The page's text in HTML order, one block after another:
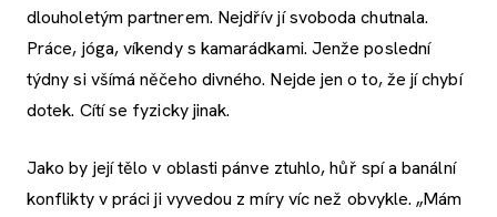
dlouholetým partnerem. Nejdřív jí svoboda chutnala.
Práce, jóga, víkendy s kamarádkami. Jenže poslední
týdny si všímá něčeho divného. Nejde jen o to, že jí chybí
dotek. Cítí se fyzicky jinak.
Jako by její tělo v oblasti pánve ztuhlo, hůř spí a banální
konflikty v práci ji vyvedou z míry víc než obvykle. „Mám